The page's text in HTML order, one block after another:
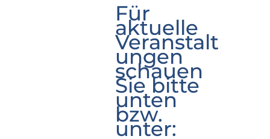
Für
aktuelle
Veranstalt
ungen
schauen
Sie bitte
unten
bzw.
unter: